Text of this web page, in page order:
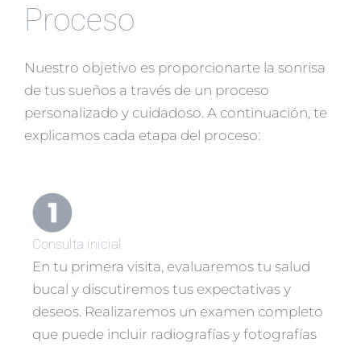
Proceso
Nuestro objetivo es proporcionarte la sonrisa
de tus sueños a través de un proceso
personalizado y cuidadoso. A continuación, te
explicamos cada etapa del proceso:
Consulta inicial
En tu primera visita, evaluaremos tu salud
bucal y discutiremos tus expectativas y
deseos. Realizaremos un examen completo
que puede incluir radiografías y fotografías